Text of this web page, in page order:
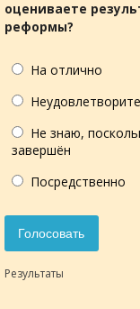
оцениваете
реформы?
На отлично
Не знаю,
завершён
Посредственно
Голосовать
Результаты